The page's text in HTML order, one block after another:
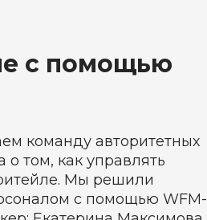
с помощью
команду авторитетных
том, как управлять
Мы решили
с помощью WFM-